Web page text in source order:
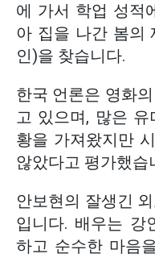
에 가서 학업 성적
아 집을 나간 봄의
인)을 찾습니다.
한국 언론은 영화
고 있으며, 많은
황을 가져왔지만
않았다고 평가했습
안보현의 잘생긴
입니다. 배우는 강
하고 순수한 마음